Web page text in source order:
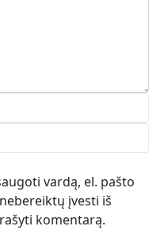
vardą, el. pašto
įvesti iš
komentarą.